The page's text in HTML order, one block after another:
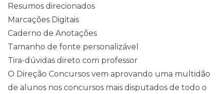
Resumos direcionados
Marcações Digitais
Caderno de Anotações
Tamanho de fonte personalizável
Tira-dúvidas direto com professor
O Direção Concursos vem aprovando uma multidão
de alunos nos concursos mais disputados de todo o